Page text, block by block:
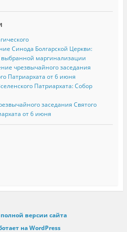
Синода Болгарской Церкви:
выбранной маргинализации
чрезвычайного заседания
Патриархата от 6 июня
Патриархата: Собор
заседания Святого
от 6 июня
версии сайта
на WordPress